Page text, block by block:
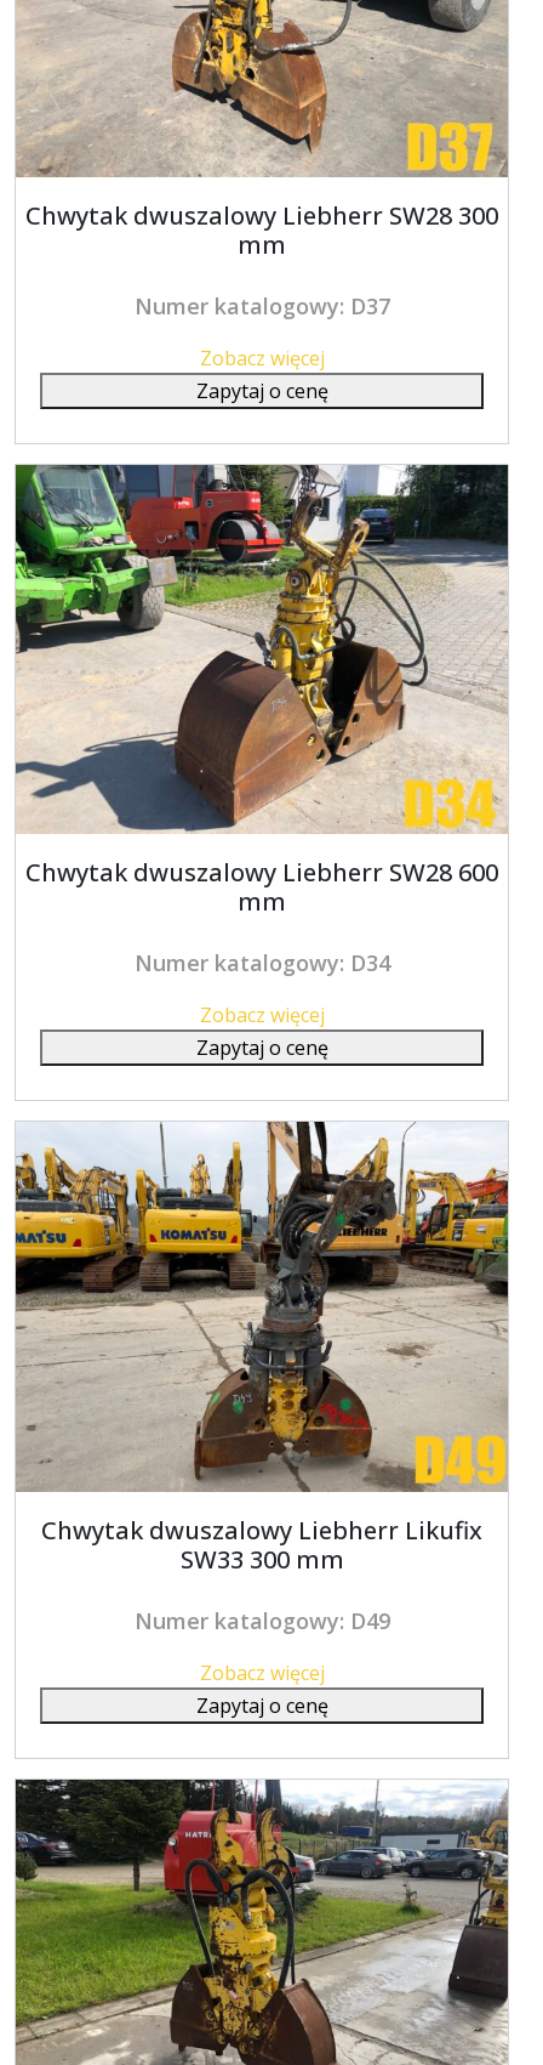
Chwytak dwuszalowy Liebherr SW28 300
mm
Numer katalogowy: D37
Zobacz więcej
Zapytaj o cenę
Chwytak dwuszalowy Liebherr SW28 600
mm
Numer katalogowy: D34
Zobacz więcej
Zapytaj o cenę
Chwytak dwuszalowy Liebherr Likufix
SW33 300 mm
Numer katalogowy: D49
Zobacz więcej
Zapytaj o cenę